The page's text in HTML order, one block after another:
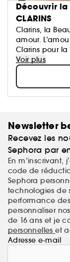
Découvrir
CLARINS
Clarins, la
amour.
Clarins pour
l'ouverture du
N°1 Européen
Voir plus
Newsletter
Recevez les
Sephora par
En
code de
Sephora
technologies de
performance
personnaliser
de 16 ans et je
personnelleset
Adresse e-mail